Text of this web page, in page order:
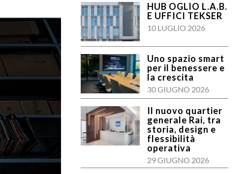
HUB OGLIO L.A.B.
E UFFICI TEKSER
10 LUGLIO 2026
Uno spazio smart
per il benessere e
la crescita
30 GIUGNO 2026
Il nuovo quartier
generale Rai, tra
storia, design e
flessibilità
operativa
29 GIUGNO 2026